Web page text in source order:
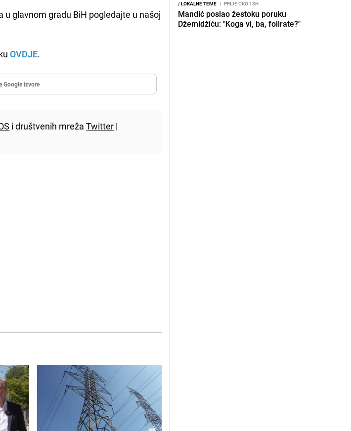
glavnom gradu BiH pogledajte u našoj
OVDJE.
Google izvore
i društvenih mrežaTwitter |
/LOKALNE TEME I PRIJE OKO 13H
Mandić poslao žestoku poruku
Džemidžiću: "Koga vi, ba, folirate?"